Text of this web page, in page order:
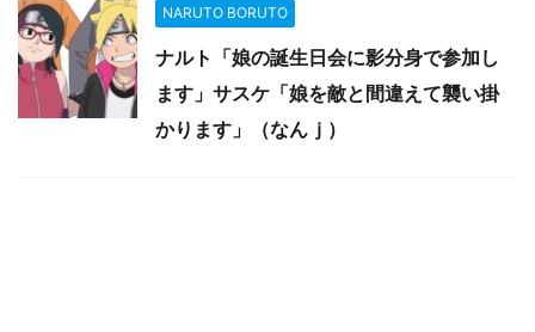
NARUTO BORUTO
ナルト「娘の誕生日会に影分身で参加し
ます」サスケ「娘を敵と間違えて襲い掛
かります」（なんｊ）